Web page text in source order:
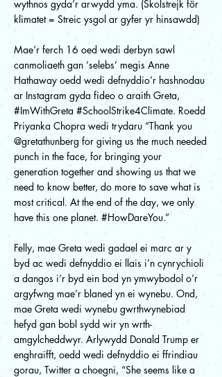
wythnos gyda’r arwydd yma. (Skolstrejk för
klimatet = Streic ysgol ar gyfer yr hinsawdd)
Mae’r ferch 16 oed wedi derbyn sawl
canmoliaeth gan ‘selebs’ megis Anne
Hathaway oedd wedi defnyddio’r hashnodau
ar Instagram gyda fideo o araith Greta,
#ImWithGreta #SchoolStrike4Climate. Roedd
Priyanka Chopra wedi trydaru “Thank you
@gretathunberg for giving us the much needed
punch in the face, for bringing your
generation together and showing us that we
need to know better, do more to save what is
most critical. At the end of the day, we only
have this one planet. #HowDareYou.”
Felly, mae Greta wedi gadael ei marc ar y
byd ac wedi defnyddio ei llais i’n cynrychioli
a dangos i’r byd ein bod yn ymwybodol o’r
argyfwng mae’r blaned yn ei wynebu. Ond,
mae Greta wedi wynebu gwrthwynebiad
hefyd gan bobl sydd wir yn wrth-
amgylcheddwyr. Arlywydd Donald Trump er
enghraifft, oedd wedi defnyddio ei ffrindiau
gorau, Twitter a choegni, “She seems like a